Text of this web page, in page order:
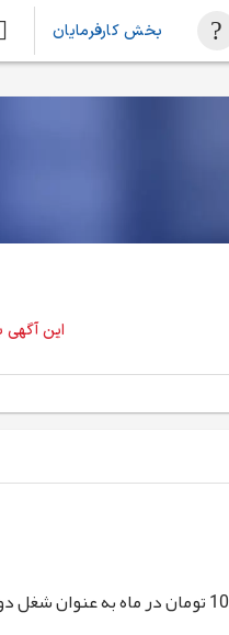
بخش کارفرمایان
این